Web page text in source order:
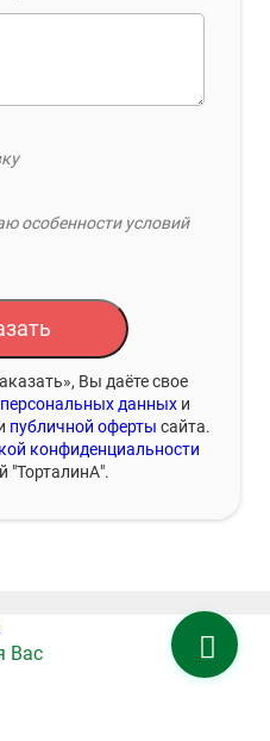
особенности условий
Вы даёте свое
данных и
публичной оферты сайта.
конфиденциальности
"ТорталинА".
Вас